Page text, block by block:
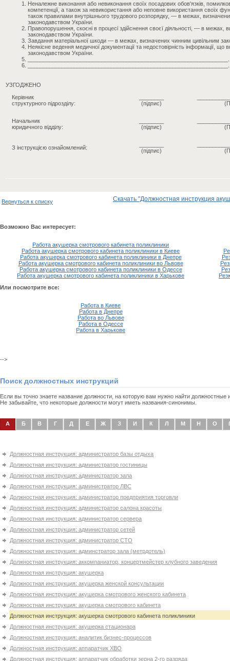
Неналежне виконання або невиконання своїх посадових обов'язків,
компетенції, а також за невикористання або неповне використання своїх
також правилами внутрішнього трудового розпорядку, — в межах,
законодавством України.
Правопорушення, скоєні в процесі здійснення своєї діяльності, — в
законодавством України.
Завдання матеріальної шкоди — в межах, визначених чинним цивільним
Неякісне ведення медичної документації та недостовірність інформації,
законодавством України.
УЗГОДЖЕНО
Керівник
структурного підрозділу:
(підпис)
Начальник
юридичного відділу:
(підпис)
З інструкцією ознайомлений:
(підпис)
Вернуться к списку Скачать "Должностная инструкция
Возможно Вас интересует:
Работа акушерка смотрового кабинета поликлиники
Работа акушерка смотрового кабинета поликлиники в Киеве
Работа акушерка смотрового кабинета поликлиники в Днепре
Работа акушерка смотрового кабинета поликлиники во Львове
Работа акушерка смотрового кабинета поликлиники в Одессе
Работа акушерка смотрового кабинета поликлиники в Харькове
Или посмотрите все:
Работа в Киеве
Работа в Днепре
Работа во Львове
Работа в Одессе
Работа в Харькове
-->
Поиск должностных инструкций
Если вы точно знаете название должности, на которую вам нужно найти
Не забывайте, что некоторые должности могут иметь названия-синонимы.
А Б В Г Д Е Ж З И К Л М Н О
Должностная инструкция: администратор базы отдыха
Должностная инструкция: администратор гостиницы
Должностная инструкция: администратор зала
Должностная инструкция: администратор ЛВС
Должностная инструкция: администратор предприятия торговли
Должностная инструкция: администратор салона красоты
Должностная инструкция: администратор сервера
Должностная инструкция: администратор сетей
Должностная инструкция: администратор СТО
Должностная инструкция: админстратор зала (метрдотель)
Должностная инструкция: аккомпаниатор, концертмейстер клубного заведения
Должностная инструкция: акушерка
Должностная инструкция: акушерка женской консультации
Должностная инструкция: акушерка смотрового женского кабинета
Должностная инструкция: акушерка смотрового кабинета
Должностная инструкция: акушерка смотрового кабинета поликлиники
Должностная инструкция: акушерка стационара
Должностная инструкция: аналитик бизнес-процессов
Должностная инструкция: аппаратчик XBО
Должностная инструкция: аппаратчик обработки зерна 2-го разряда